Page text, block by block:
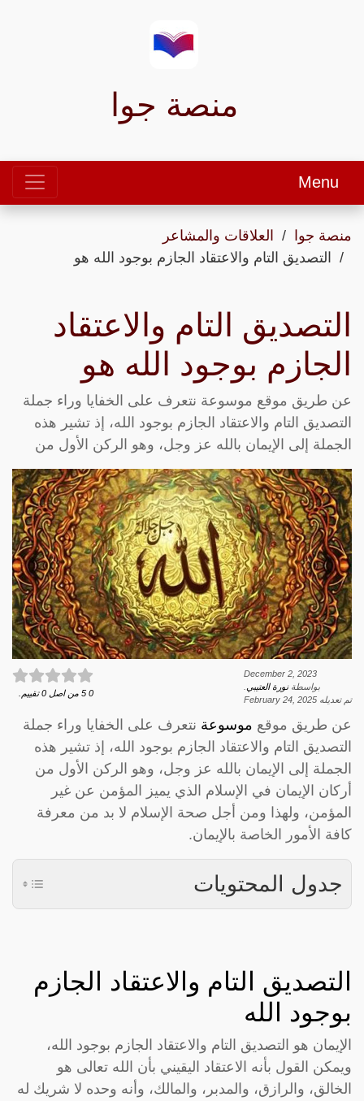
منصة جوا
Menu
منصة جوا
العلاقات والمشاعر
التصديق التام والاعتقاد الجازم بوجود الله هو
التصديق التام والاعتقاد
الجازم بوجود الله هو
عن طريق موقع موسوعة نتعرف على الخفايا وراء جملة
التصديق التام والاعتقاد الجازم بوجود الله، إذ تشير هذه
الجملة إلى الإيمان بالله عز وجل، وهو الركن الأول من
December 2, 2023
بواسطةنورة العتيبي
تم تعديله February 24, 2025
0
5 من اصل 0 تقييم.
عن طريق موقع موسوعة نتعرف على الخفايا وراء جملة
التصديق التام والاعتقاد الجازم بوجود الله، إذ تشير هذه
الجملة إلى الإيمان بالله عز وجل، وهو الركن الأول من
أركان الإيمان في الإسلام الذي يميز المؤمن عن غير
المؤمن، ولهذا ومن أجل صحة الإسلام لا بد من معرفة
كافة الأمور الخاصة بالإيمان.
جدول المحتويات
التصديق التام والاعتقاد الجازم
بوجود الله
الإيمان هو التصديق التام والاعتقاد الجازم بوجود الله،
ويمكن القول بأنه الاعتقاد اليقيني بأن الله تعالى هو
الخالق، والرازق، والمدبر، والمالك، وأنه وحده لا شريك له